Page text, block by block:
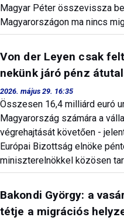
Magyar Péter összevissza
Magyarországon ma nincs
Von der Leyen csak
nekünk járó pénz
2026. május 29. 16:35
Összesen 16,4 milliárd euró
Magyarország számára a
végrehajtását követően -
Európai Bizottság elnöke
miniszterelnökkel közösen
Bakondi György: a
tétje a migrációs